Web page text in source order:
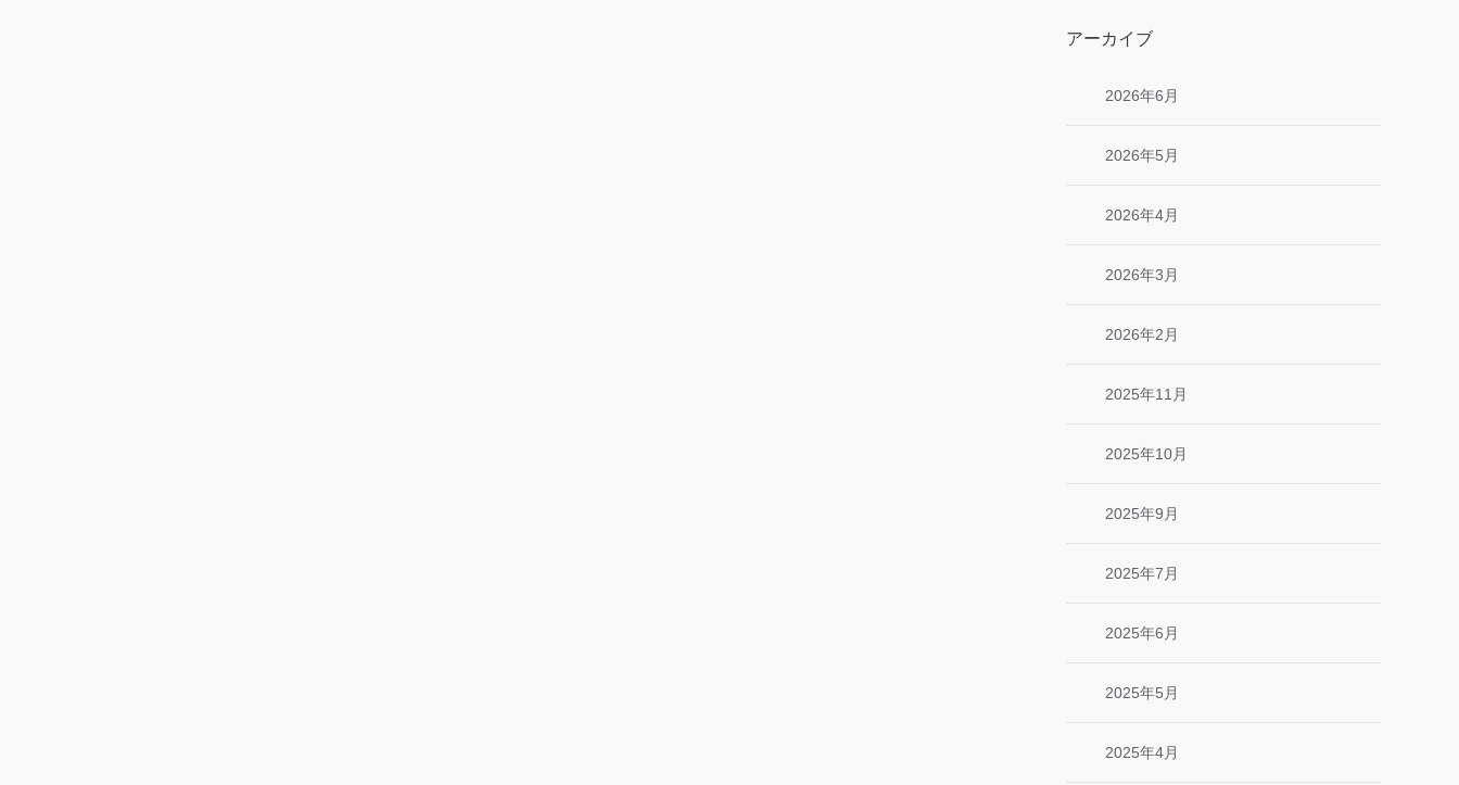
アーカイブ
2026年6月
2026年5月
2026年4月
2026年3月
2026年2月
2025年11月
2025年10月
2025年9月
2025年7月
2025年6月
2025年5月
2025年4月